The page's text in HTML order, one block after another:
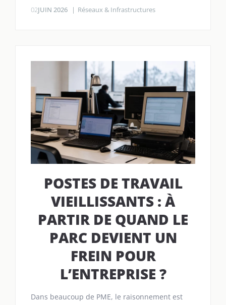
02JUIN 2026 Réseaux & Infrastructures
POSTES DE TRAVAIL
VIEILLISSANTS : À
PARTIR DE QUAND LE
PARC DEVIENT UN
FREIN POUR
L’ENTREPRISE ?
Dans beaucoup de PME, le raisonnement est